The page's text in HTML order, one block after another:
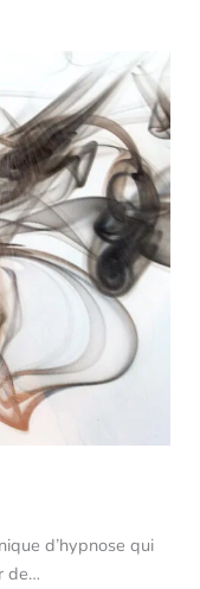
d’hypnose qui
de…